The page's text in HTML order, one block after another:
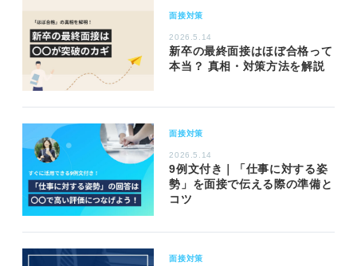
面接対策
2026.5.14
新卒の最終面接はほぼ合格って
本当？ 真相・対策方法を解説
面接対策
2026.5.14
9例文付き｜「仕事に対する姿
勢」を面接で伝える際の準備と
コツ
面接対策